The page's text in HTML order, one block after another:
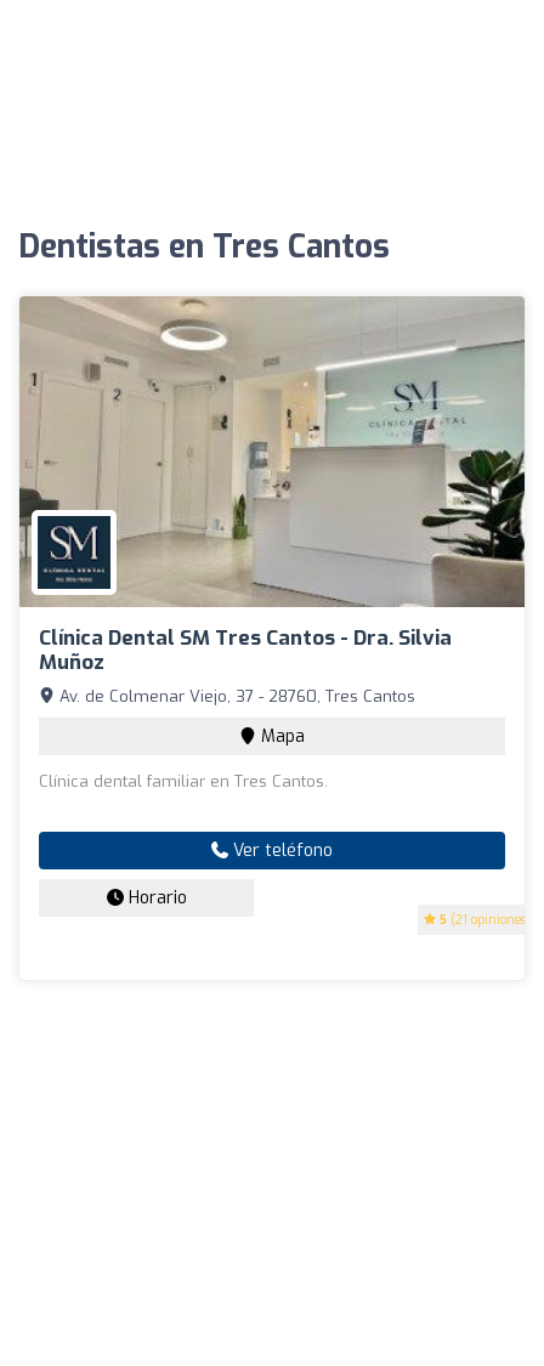
Dentistas en Tres Cantos
Clínica Dental SM Tres Cantos - Dra. Silvia
Muñoz
5 (21 opiniones)
Av. de Colmenar Viejo, 37 - 28760, Tres Cantos
Mapa
Clínica dental familiar en Tres Cantos.
Ver teléfono
Horario